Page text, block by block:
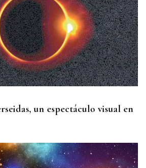
un espectáculo visual en